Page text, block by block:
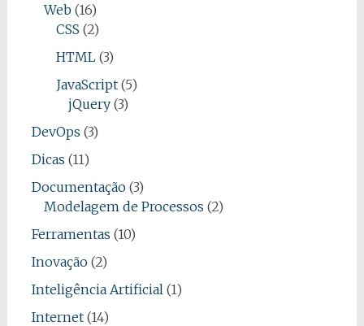
Web (16)
CSS (2)
HTML(3)
JavaScript(5)
jQuery(3)
DevOps (3)
Dicas (11)
Documentação(3)
Modelagem de Processos (2)
Ferramentas (10)
Inovação(2)
Inteligência Artificial(1)
Internet(14)